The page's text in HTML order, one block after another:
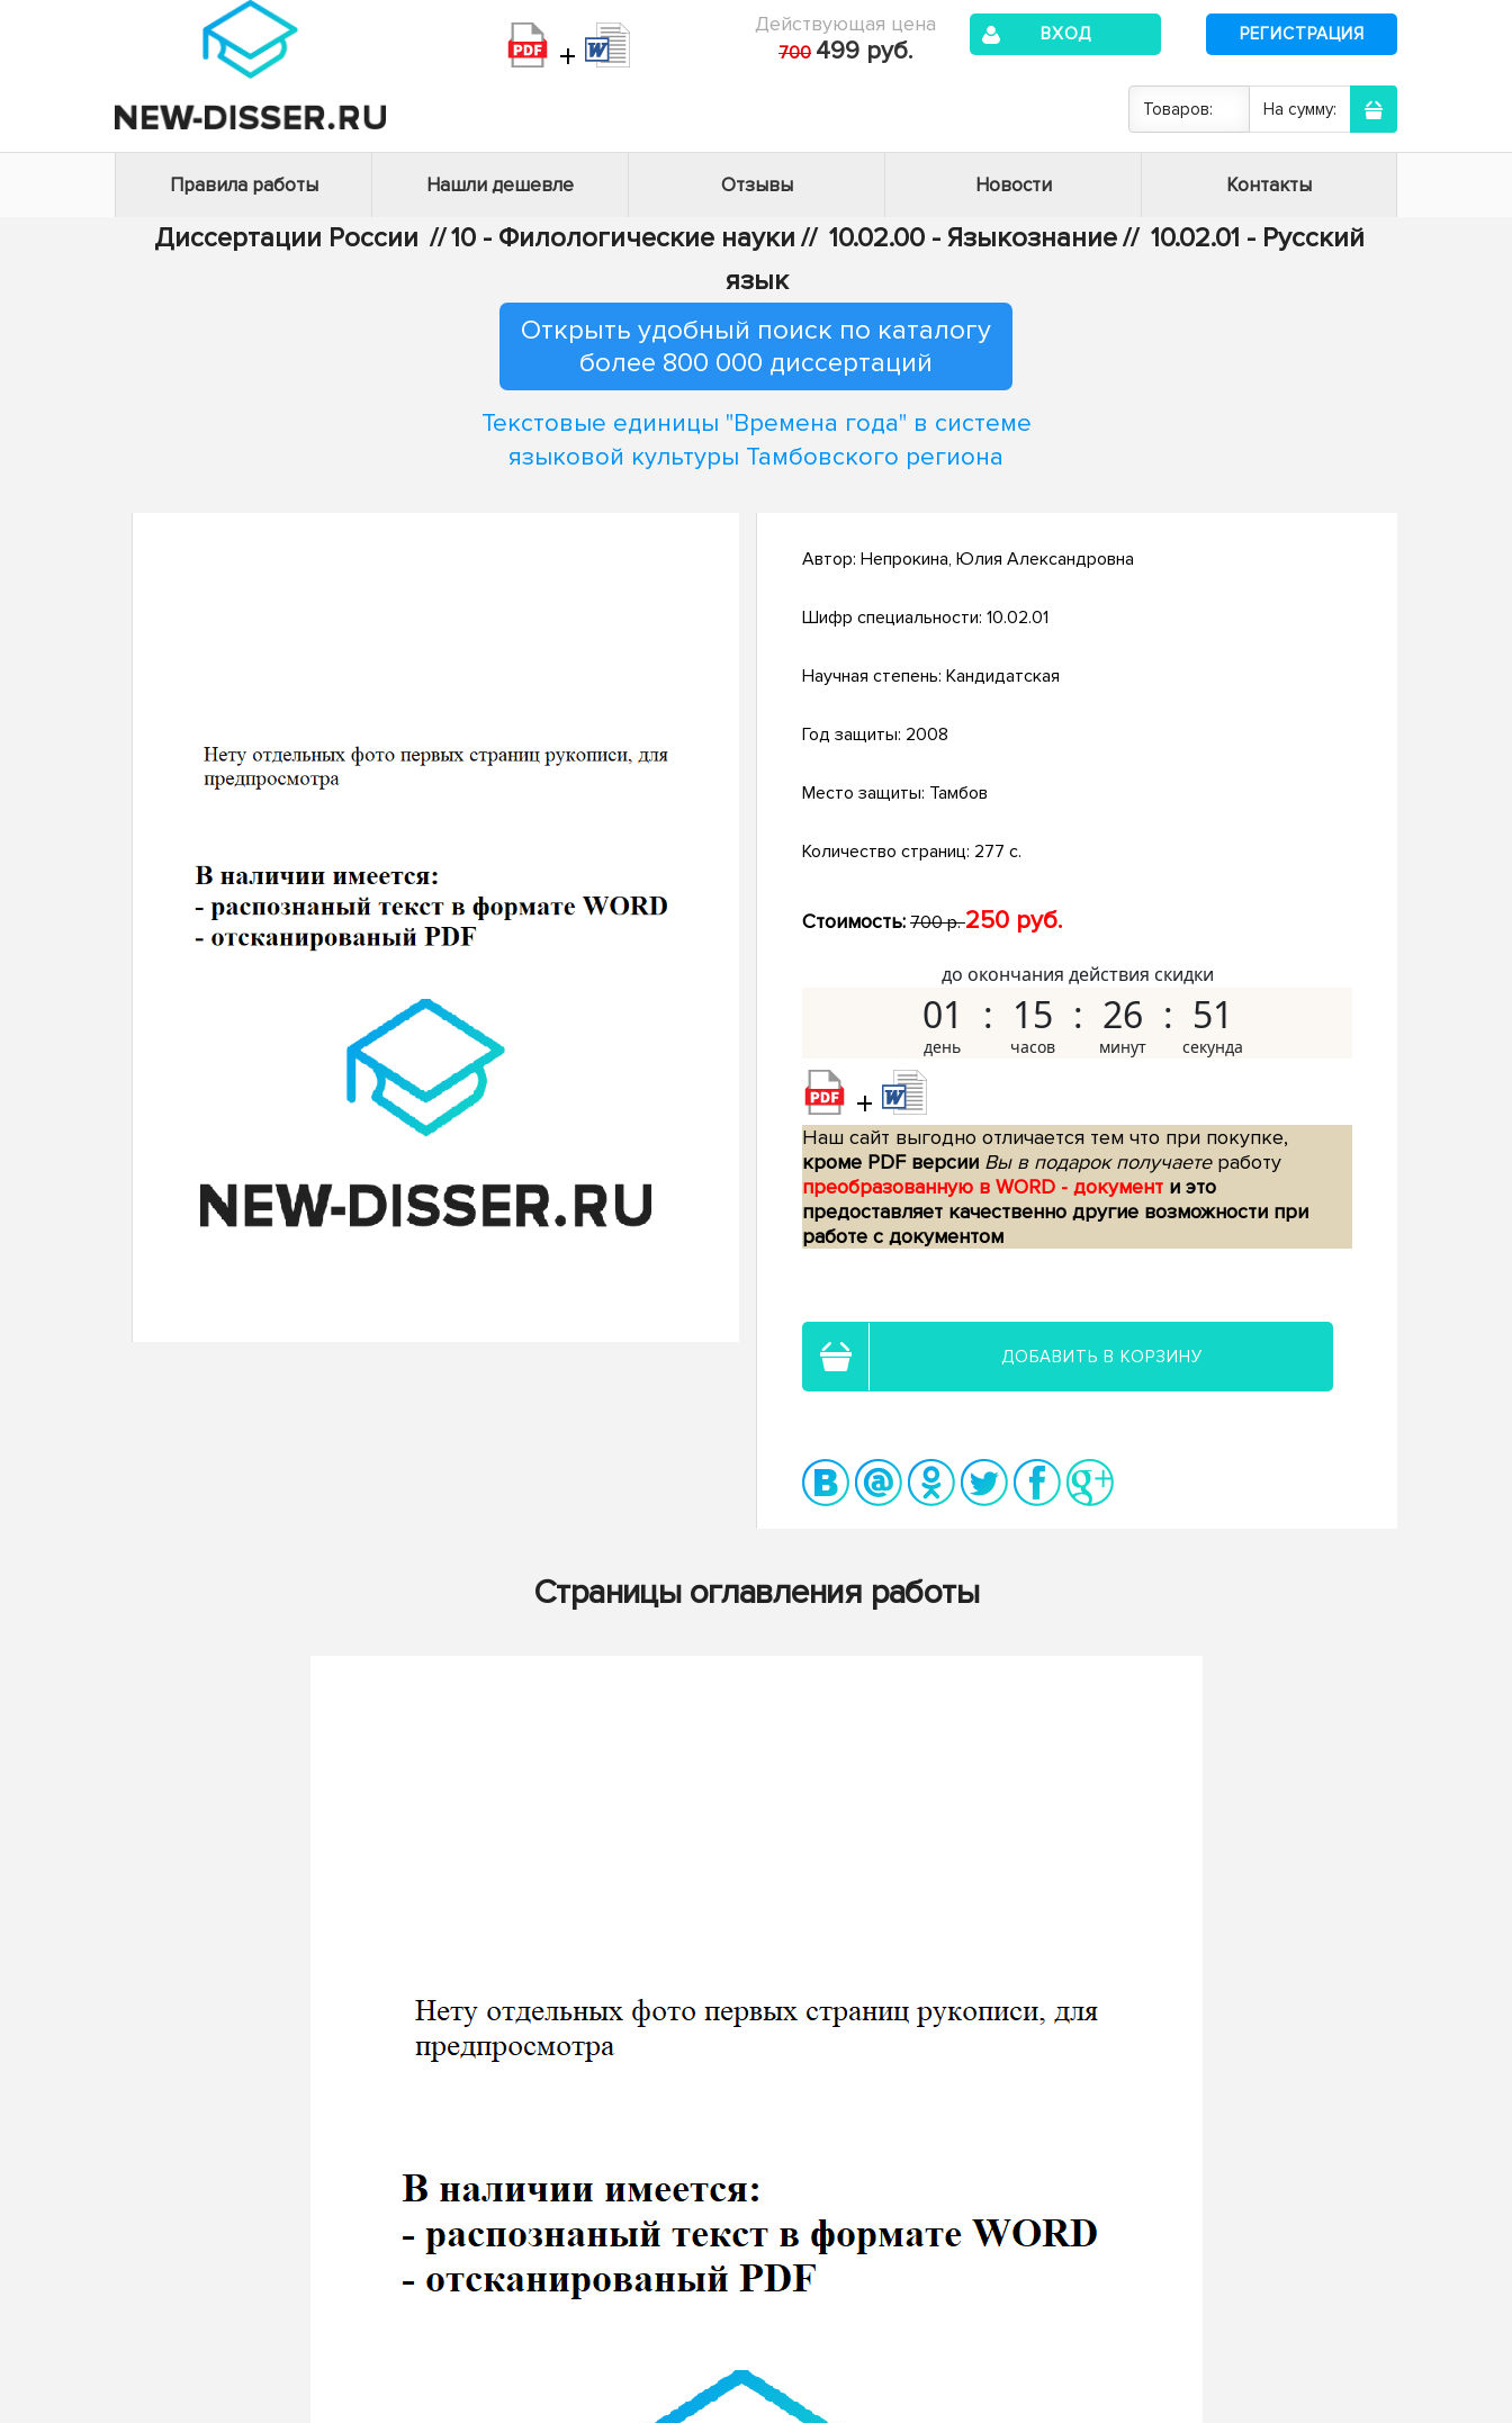
+
Действующая цена
700 499 руб.
ВХОД РЕГИСТРАЦИЯ
Товаров: На сумму:
Правила работы Нашли дешевле Отзывы Новости Контакты
Диссертации России //10 - Филологические науки // 10.02.00 - Языкознание// 10.02.01 - Русский
язык
Открыть удобный поиск по каталогу
более 800 000 диссертаций
Текстовые единицы "Времена года" в системе
языковой культуры Тамбовского региона
Автор: Непрокина, Юлия Александровна
Шифр специальности: 10.02.01
Научная степень: Кандидатская
Год защиты: 2008
Место защиты: Тамбов
Количество страниц: 277 с.
Стоимость: 700 р.250 руб.
до окончания действия скидки
01 15 26 50
+
Наш сайт выгодно отличается тем что при покупке,
кроме PDF версии Вы в подарок получаетеработу
преобразованную в WORD - документ и это
предоставляет качественно другие возможности при
работе с документом
ДОБАВИТЬ В КОРЗИНУ
Страницы оглавления работы